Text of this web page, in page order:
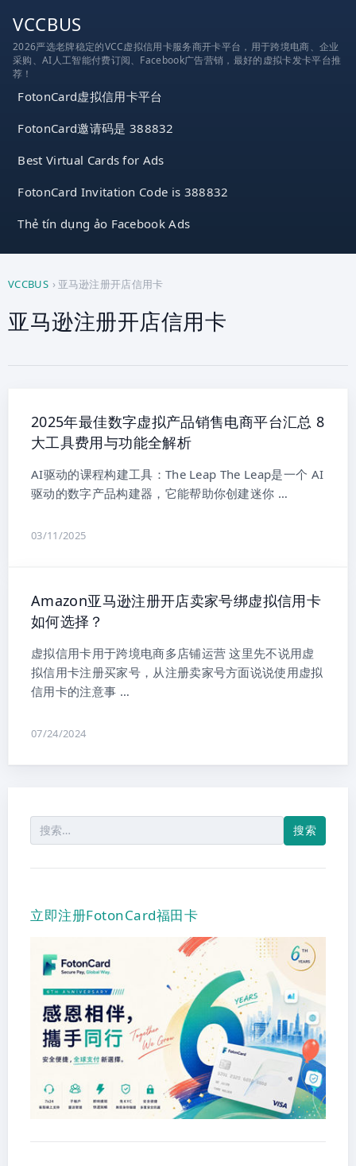
VCCBUS
2026严选老牌稳定的VCC虚拟信用卡服务商开卡平台，用于跨境电商、企业
采购、AI人工智能付费订阅、Facebook广告营销，最好的虚拟卡发卡平台推
荐！
FotonCard虚拟信用卡平台
FotonCard邀请码是 388832
Best Virtual Cards for Ads
FotonCard Invitation Code is 388832
Thẻ tín dụng ảo Facebook Ads
VCCBUS › 亚马逊注册开店信用卡
亚马逊注册开店信用卡
2025年最佳数字虚拟产品销售电商平台汇总 8
大工具费用与功能全解析
AI驱动的课程构建工具：The Leap The Leap是一个 AI
驱动的数字产品构建器，它能帮助你创建迷你 …
03/11/2025
Amazon亚马逊注册开店卖家号绑虚拟信用卡
如何选择？
虚拟信用卡用于跨境电商多店铺运营 这里先不说用虚
拟信用卡注册买家号，从注册卖家号方面说说使用虚拟
信用卡的注意事 …
07/24/2024
索：
立即注册FotonCard福田卡